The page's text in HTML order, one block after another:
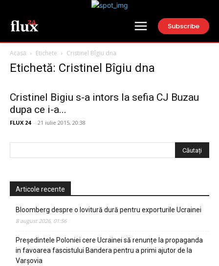
Subscribe
Acasă Etichete Cristinel Bîgiu dna
Etichetă: Cristinel Bîgiu dna
Cristinel Bigiu s-a intors la sefia CJ Buzau
dupa ce i-a...
FLUX 24 - 21 iulie 2015, 20:38
Articole recente
Bloomberg despre o lovitură dură pentru exporturile Ucrainei
8 august 2026, 01:56
Președintele Poloniei cere Ucrainei să renunțe la propaganda
in favoarea fascistului Bandera pentru a primi ajutor de la
Varșovia